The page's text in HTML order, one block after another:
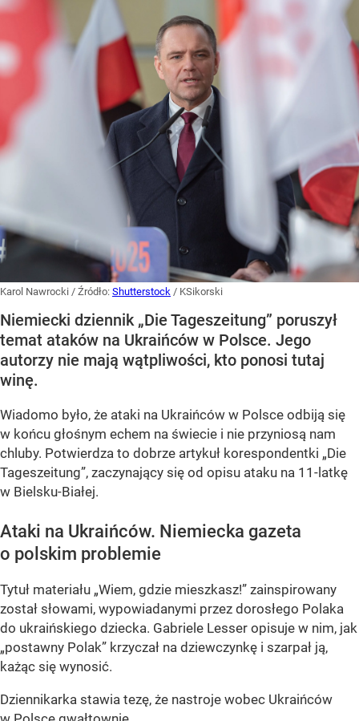
Karol Nawrocki / Źródło: Shutterstock / KSikorski
Niemiecki dziennik „Die Tageszeitung” poruszył
temat ataków na Ukraińców w Polsce. Jego
autorzy nie mają wątpliwości, kto ponosi tutaj
winę.
Wiadomo było, że ataki na Ukraińców w Polsce odbiją się
w końcu głośnym echem na świecie i nie przyniosą nam
chluby. Potwierdza to dobrze artykuł korespondentki „Die
Tageszeitung”, zaczynający się od opisu ataku na 11-latkę
w Bielsku-Białej.
Ataki na Ukraińców. Niemiecka gazeta
o polskim problemie
Tytuł materiału „Wiem, gdzie mieszkasz!” zainspirowany
został słowami, wypowiadanymi przez dorosłego Polaka
do ukraińskiego dziecka. Gabriele Lesser opisuje w nim, jak
„postawny Polak” krzyczał na dziewczynkę i szarpał ją,
każąc się wynosić.
Dziennikarka stawia tezę, że nastroje wobec Ukraińców